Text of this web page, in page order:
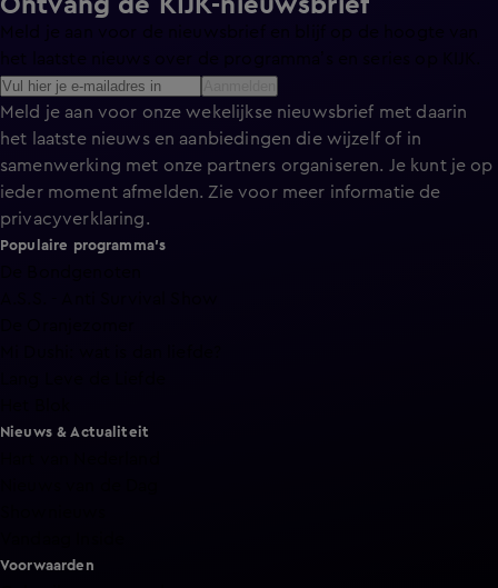
Ontvang de KIJK-nieuwsbrief
Meld je aan voor de nieuwsbrief en blijf op de hoogte van
Meld je aan voor onze wekelijkse nieuwsbrief met daarin
het laatste nieuws en aanbiedingen die wijzelf of in
samenwerking met onze partners organiseren. Je kunt je op
ieder moment afmelden. Zie voor meer informatie de
privacyverklaring.
Populaire programma's
Nieuws & Actualiteit
Voorwaarden